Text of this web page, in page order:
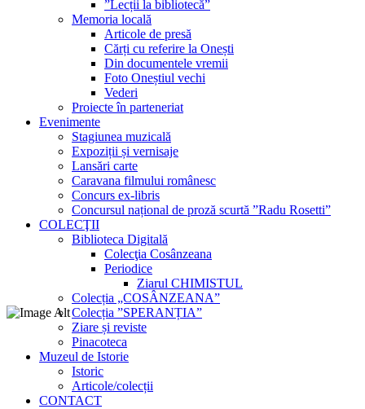
”Lecții la bibliotecă”
Memoria locală
Articole de presă
Cărți cu referire la Onești
Din documentele vremii
Foto Oneștiul vechi
Vederi
Proiecte în parteneriat
Evenimente
Stagiunea muzicală
Expoziții și vernisaje
Lansări carte
Caravana filmului românesc
Concurs ex-libris
Concursul național de proză scurtă ”Radu Rosetti”
COLECŢII
Biblioteca Digitală
Colecţia Cosânzeana
Periodice
Ziarul CHIMISTUL
Colecția „COSÂNZEANA”
Colecția ”SPERANȚIA”
Ziare și reviste
Pinacoteca
Muzeul de Istorie
Istoric
Articole/colecții
CONTACT